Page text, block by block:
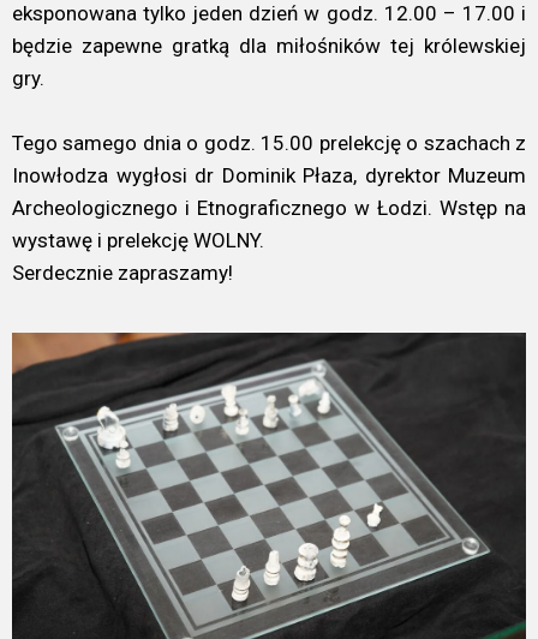
eksponowana tylko jeden dzień w godz. 12.00 – 17.00 i
będzie zapewne gratką dla miłośników tej królewskiej
gry.
Tego samego dnia o godz. 15.00 prelekcję o szachach z
Inowłodza wygłosi dr Dominik Płaza, dyrektor Muzeum
Archeologicznego i Etnograficznego w Łodzi. Wstęp na
wystawę i prelekcję WOLNY.
Serdecznie zapraszamy!